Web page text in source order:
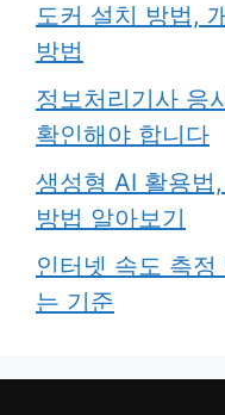
도커 설치 방법,
방법
정보처리기사 응
확인해야 합니다
생성형 AI 활용법
방법 알아보기
인터넷 속도 측
는 기준